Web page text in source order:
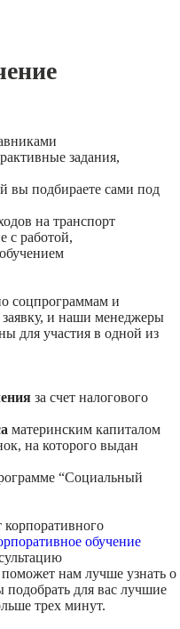
задания,
вы подбираете сами под
на транспорт
с работой,
соцпрограммам и
заявку, и наши менеджеры
для участия в одной из
за счет налогового
материнским капиталом
на которого выдан
“Социальный
корпоративного
обучение
нам лучше узнать о
для вас лучшие
трех минут.